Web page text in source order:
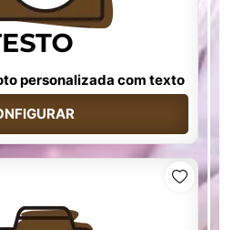
personalizada com texto